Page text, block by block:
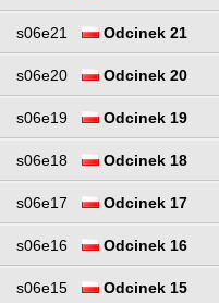
s06e21 Odcinek 21
s06e20 Odcinek 20
s06e19 Odcinek 19
s06e18 Odcinek 18
s06e17 Odcinek 17
s06e16 Odcinek 16
s06e15 Odcinek 15